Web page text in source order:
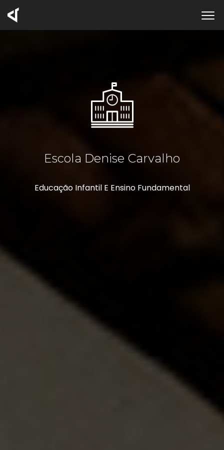
Escola Denise Carvalho
Educação Infantil E Ensino Fundamental